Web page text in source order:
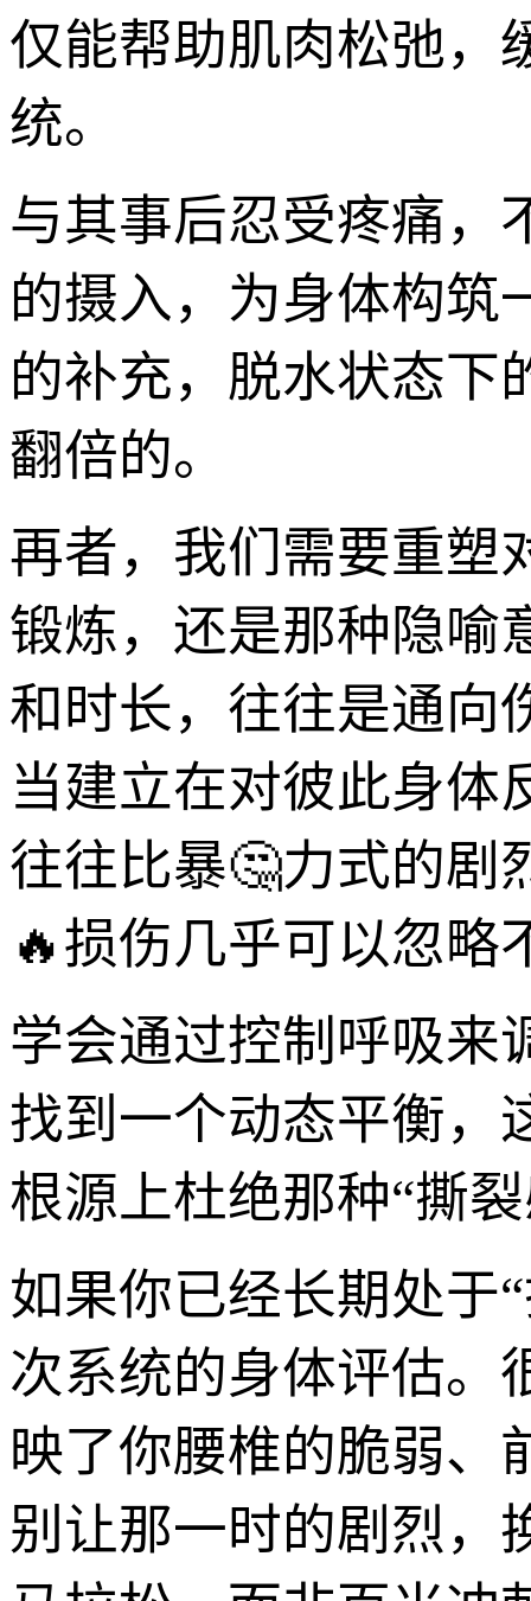
仅能帮助肌肉松弛，
统。
与其事后忍受疼痛，
的摄入，为身体构筑
的补充，脱水状态下
翻倍的。
再者，我们需要重塑
锻炼，还是那种隐喻
和时长，往往是通向
当建立在对彼此身体
往往比暴🤔力式的剧
🔥损伤几乎可以忽略
学会通过控制呼吸来
找到一个动态平衡，
根源上杜绝那种“撕
如果你已经长期处于
次系统的身体评估。
映了你腰椎的脆弱、
别让那一时的剧烈，